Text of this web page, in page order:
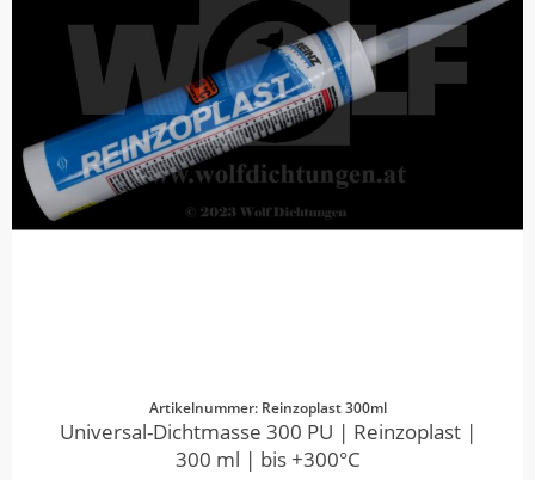
Artikelnummer: Reinzoplast 300ml
Universal-Dichtmasse 300 PU | Reinzoplast |
300 ml | bis +300°C